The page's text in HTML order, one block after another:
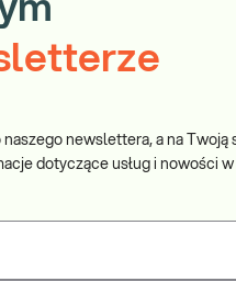
naszego newslettera, a na Twoją
dotyczące usług i nowości